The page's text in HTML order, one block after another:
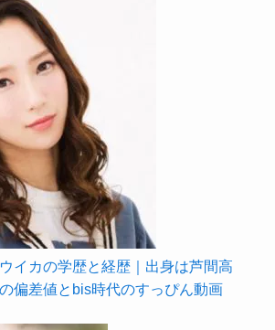
イカの学歴と経歴｜出身は芦間高
偏差値とbis時代のすっぴん動画